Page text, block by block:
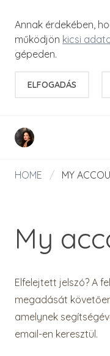
Annak érdekében,
működjön kicsi
gépeden.
ELFOGADÁS
HOME / MY
My
Elfelejtett jelszó? A
megadását
amelynek
email-en keresztül.